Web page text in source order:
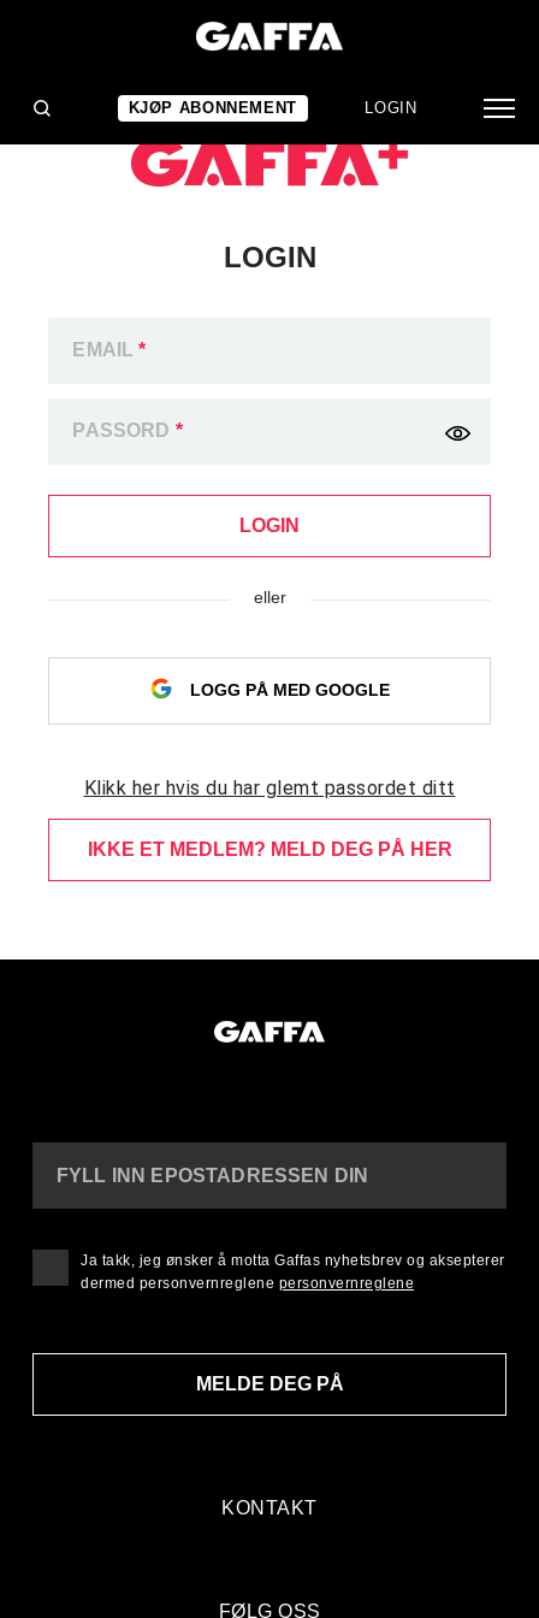
KJØP ABONNEMENT LOGIN
LOGIN
EMAIL*
PASSORD *
LOGIN
eller
LOGG PÅ MED GOOGLE
Klikk her hvis du har glemt passordet ditt
IKKE ET MEDLEM? MELD DEG PÅ HER
KONTAKT
FYLL INN EPOSTADRESSEN DIN
MELDE DEG PÅ
Ja takk, jeg ønsker å motta Gaffas nyhetsbrev og aksepterer
dermed personvernreglene personvernreglene
FØLG OSS